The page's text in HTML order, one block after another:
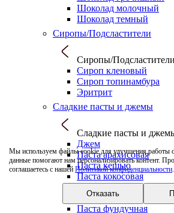
Мы используем файлы cookie для улучшения работы
данные помогают нам персонализировать контент.
соглашаетесь с нашей Политикой конфиденциальности.
Отказать
Шоколад молочный
Шоколад темный
Сиропы/Подсластители
Сиропы/Подсластители
Сироп кленовый
Сироп топинамбура
Эритрит
Сладкие пасты и джемы
Сладкие пасты и
Джем
Паста арахисовая
Паста кешью
Паста кокосовая
Паста кунжутная
Паста миндальная
Паста фундучная